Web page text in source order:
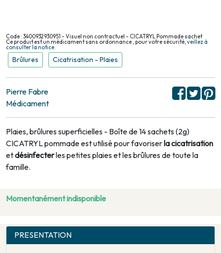
Code : 3400932930951 - Visuel non contractuel - CICATRYL Pommade sachet
Ce produit est un médicament sans ordonnance , pour votre sécurité,veillez à
consulter la notice.
Brûlures Cicatrisation - Plaies
Pierre Fabre
Médicament
Plaies, brûlures superficielles - Boîte de 14 sachets (2g)
CICATRYL pommade est utilisé pour favoriserla cicatrisation
etdésinfecterles petites plaies et les brûlures de toute la
famille.
Momentanément indisponible
PRESENTATION